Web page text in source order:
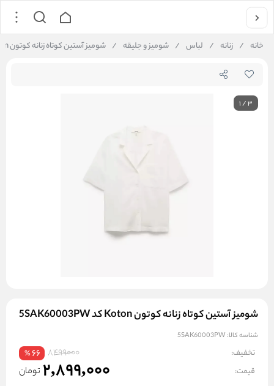
خانه / زنانه / لباس / شومیز و جلیقه / شومیز آستین کوتاه زنانه کوتون Koton کد 5SAK60003PW
1/3
شومیز آستین کوتاه زنانه کوتون Koton کد 5SAK60003PW
شناسه کالا: 5SAK60003PW
تخفیف: 8499000
66
%
قیمت: 2,899,000 تومان